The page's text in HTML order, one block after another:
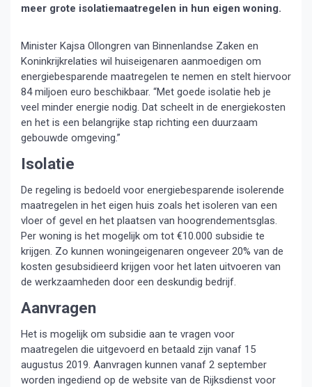
meer grote isolatiemaatregelen in hun eigen woning.
Minister Kajsa Ollongren van Binnenlandse Zaken en
Koninkrijkrelaties wil huiseigenaren aanmoedigen om
energiebesparende maatregelen te nemen en stelt hiervoor
84 miljoen euro beschikbaar. “Met goede isolatie heb je
veel minder energie nodig. Dat scheelt in de energiekosten
en het is een belangrijke stap richting een duurzaam
gebouwde omgeving.”
Isolatie
De regeling is bedoeld voor energiebesparende isolerende
maatregelen in het eigen huis zoals het isoleren van een
vloer of gevel en het plaatsen van hoogrendementsglas.
Per woning is het mogelijk om tot €10.000 subsidie te
krijgen. Zo kunnen woningeigenaren ongeveer 20% van de
kosten gesubsidieerd krijgen voor het laten uitvoeren van
de werkzaamheden door een deskundig bedrijf.
Aanvragen
Het is mogelijk om subsidie aan te vragen voor
maatregelen die uitgevoerd en betaald zijn vanaf 15
augustus 2019. Aanvragen kunnen vanaf 2 september
worden ingediend op de website van de Rijksdienst voor